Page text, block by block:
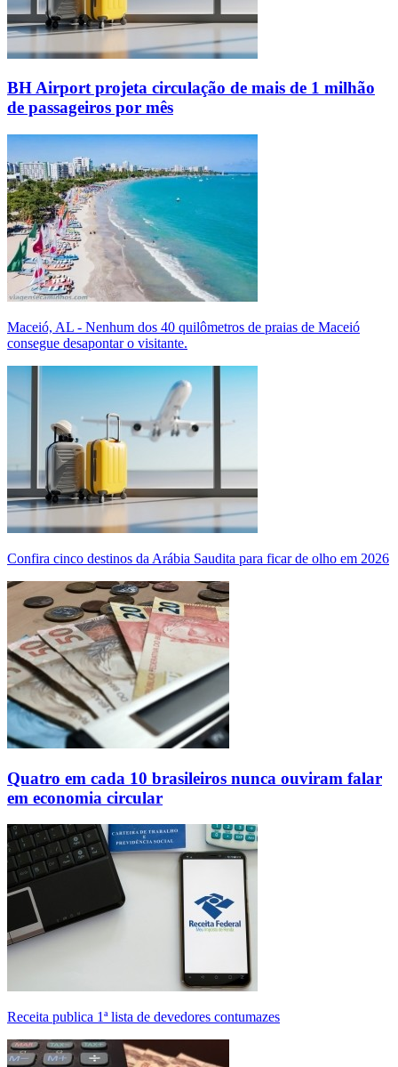
BH Airport projeta circulação de mais de 1 milhão
de passageiros por mês
Maceió, AL - Nenhum dos 40 quilômetros de praias de Maceió
consegue desapontar o visitante.
Confira cinco destinos da Arábia Saudita para ficar de olho em 2026
Quatro em cada 10 brasileiros nunca ouviram falar
em economia circular
Receita publica 1ª lista de devedores contumazes